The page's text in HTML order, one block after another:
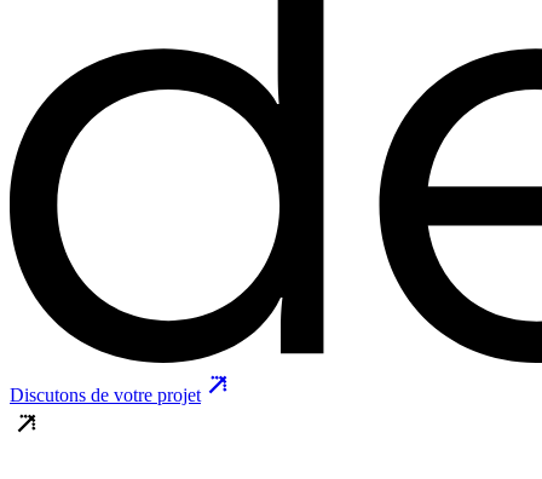
Discutons de votre projet